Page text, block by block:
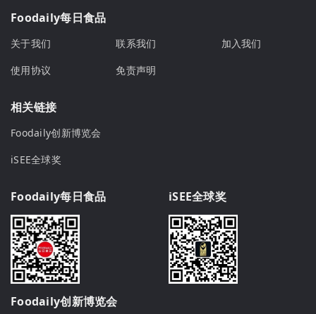
Foodaily每日食品
关于我们 联系我们
加入我们
使用协议
免责声明
相关链接
Foodaily创新博览会
iSEE全球奖
Foodaily每日食品 iSEE全球奖
Foodaily创新博览会